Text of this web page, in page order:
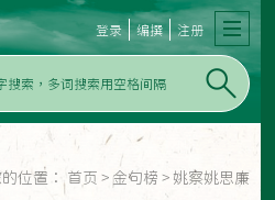
登录 编撰 注册
位置： 首页 > 金句榜 > 姚察姚思廉